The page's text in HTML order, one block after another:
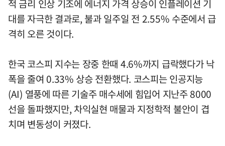
적 금리 인상 기조에 에너지 가격 상승이 인플레이션 기
대를 자극한 결과로, 불과 일주일 전 2.55% 수준에서 급
격히 오른 것이다.
한국 코스피 지수는 장중 한때 4.6%까지 급락했다가 낙
폭을 줄여 0.33% 상승 전환했다. 코스피는 인공지능
(AI) 열풍에 따른 기술주 매수세에 힘입어 지난주 8000
선을 돌파했지만, 차익실현 매물과 지정학적 불안이 겹
치며 변동성이 커졌다.